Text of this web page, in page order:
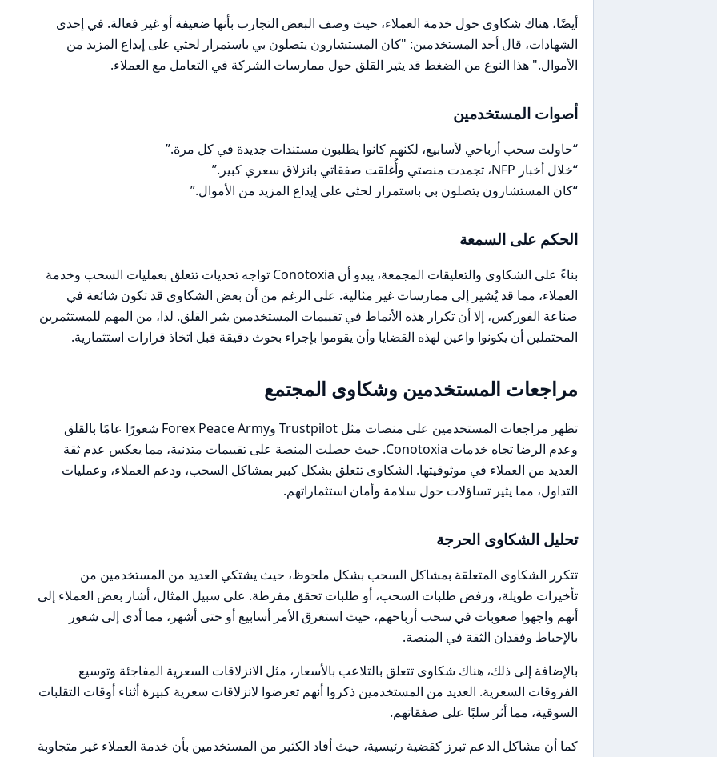
أيضًا، هناك شكاوى حول خدمة العملاء، حيث وصف البعض التجارب بأنها ضعيفة أو غير فعالة. في إحدى
الشهادات، قال أحد المستخدمين: "كان المستشارون يتصلون بي باستمرار لحثي على إيداع المزيد من
الأموال." هذا النوع من الضغط قد يثير القلق حول ممارسات الشركة في التعامل مع العملاء.
أصوات المستخدمين
“حاولت سحب أرباحي لأسابيع، لكنهم كانوا يطلبون مستندات جديدة في كل مرة.”
“خلال أخبار NFP، تجمدت منصتي وأُغلقت صفقاتي بانزلاق سعري كبير.”
“كان المستشارون يتصلون بي باستمرار لحثي على إيداع المزيد من الأموال.”
الحكم على السمعة
بناءً على الشكاوى والتعليقات المجمعة، يبدو أن Conotoxia تواجه تحديات تتعلق بعمليات السحب وخدمة
العملاء، مما قد يُشير إلى ممارسات غير مثالية. على الرغم من أن بعض الشكاوى قد تكون شائعة في
صناعة الفوركس، إلا أن تكرار هذه الأنماط في تقييمات المستخدمين يثير القلق. لذا، من المهم للمستثمرين
المحتملين أن يكونوا واعين لهذه القضايا وأن يقوموا بإجراء بحوث دقيقة قبل اتخاذ قرارات استثمارية.
مراجعات المستخدمين وشكاوى المجتمع
تظهر مراجعات المستخدمين على منصات مثل Trustpilot وForex Peace Army شعورًا عامًا بالقلق
وعدم الرضا تجاه خدمات Conotoxia. حيث حصلت المنصة على تقييمات متدنية، مما يعكس عدم ثقة
العديد من العملاء في موثوقيتها. الشكاوى تتعلق بشكل كبير بمشاكل السحب، ودعم العملاء، وعمليات
التداول، مما يثير تساؤلات حول سلامة وأمان استثماراتهم.
تحليل الشكاوى الحرجة
تتكرر الشكاوى المتعلقة بمشاكل السحب بشكل ملحوظ، حيث يشتكي العديد من المستخدمين من
تأخيرات طويلة، ورفض طلبات السحب، أو طلبات تحقق مفرطة. على سبيل المثال، أشار بعض العملاء إلى
أنهم واجهوا صعوبات في سحب أرباحهم، حيث استغرق الأمر أسابيع أو حتى أشهر، مما أدى إلى شعور
بالإحباط وفقدان الثقة في المنصة.
بالإضافة إلى ذلك، هناك شكاوى تتعلق بالتلاعب بالأسعار، مثل الانزلاقات السعرية المفاجئة وتوسيع
الفروقات السعرية. العديد من المستخدمين ذكروا أنهم تعرضوا لانزلاقات سعرية كبيرة أثناء أوقات التقلبات
السوقية، مما أثر سلبًا على صفقاتهم.
كما أن مشاكل الدعم تبرز كقضية رئيسية، حيث أفاد الكثير من المستخدمين بأن خدمة العملاء غير متجاوبة